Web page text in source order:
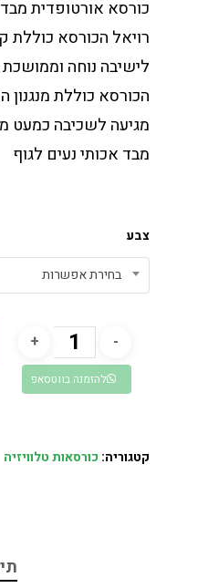
כורסא אורטופדית
לישיבה נוחה וממושכת
הכורסא כוללת
מגיעה לשכיבה כמעט
מבד אכותי נעים לגוף
צבע
בחירת אפשרות
להזמנה בווטסאפ
קטגוריה: כורסאות טלוויזיה